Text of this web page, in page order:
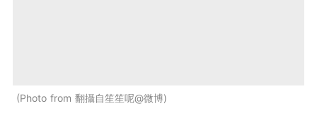
Photo from 翻攝自笙笙呢@微博